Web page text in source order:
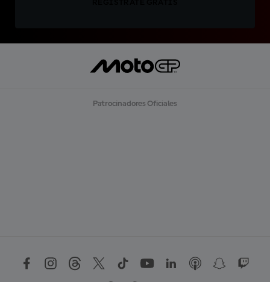
Patrocinadores Oficiales